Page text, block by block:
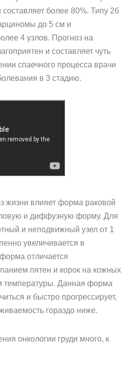
более 80%. Типу 2б
до 5 см и
4 узлов. Прогноз на
и составляет чуть
спаечного процесса врачи
в 3 стадию.
жизни влияет форма раковой
и диффузную форму. Для
и неподвижный узел от 1
увеличивается в
отличается
пятен и корок на кожных
температуры. Данная форма
и быстро прогрессирует,
гораздо ниже.
онкологии груди много, к